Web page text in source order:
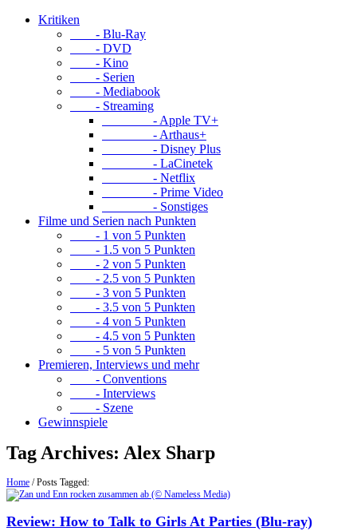
Kritiken
- Blu-Ray
- DVD
- Kino
- Serien
- Mediabook
- Streaming
- Apple TV+
- Arthaus+
- Disney Plus
- LaCinetek
- Netflix
- Prime Video
- Sonstiges
Filme und Serien nach Punkten
- 1 von 5 Punkten
- 1.5 von 5 Punkten
- 2 von 5 Punkten
- 2.5 von 5 Punkten
- 3 von 5 Punkten
- 3.5 von 5 Punkten
- 4 von 5 Punkten
- 4.5 von 5 Punkten
- 5 von 5 Punkten
Premieren, Interviews und mehr
- Conventions
- Interviews
- Szene
Gewinnspiele
Tag Archives: Alex Sharp
Home /Posts Tagged:
Review: How to Talk to Girls At Parties (Blu-ray)